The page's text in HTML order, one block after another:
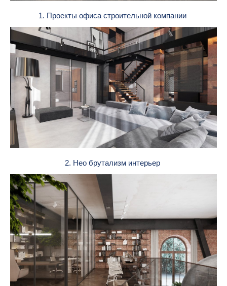
1. Проекты офиса строительной компании
2. Нео брутализм интерьер